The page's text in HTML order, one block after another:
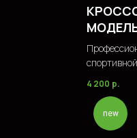
МОДЕЛЬ
4 200 р.
new